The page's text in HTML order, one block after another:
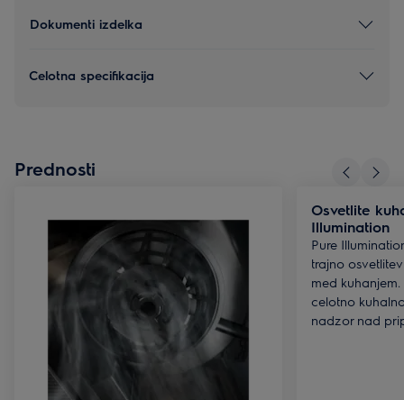
Dokumenti izdelka
Celotna specifikacija
Prednosti
Osvetlite
Illumination
Pure
trajno
med
celotno
nadzor nad